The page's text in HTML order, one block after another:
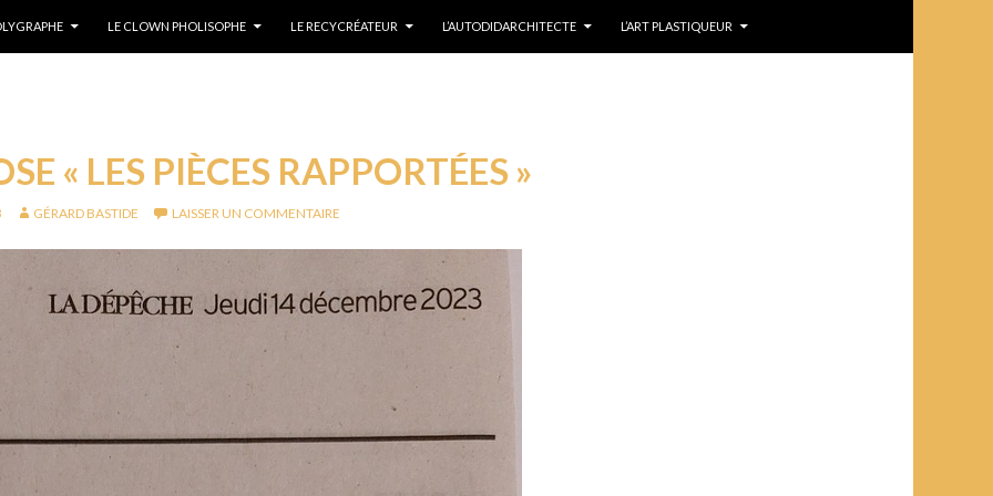
LE CLOWN PHOLISOPHE LE RECYCRÉATEUR L’AUTODIDARCHITECTE L’ART PLASTIQUEUR
« LES PIÈCES RAPPORTÉES »
GÉRARD BASTIDE LAISSER UN COMMENTAIRE